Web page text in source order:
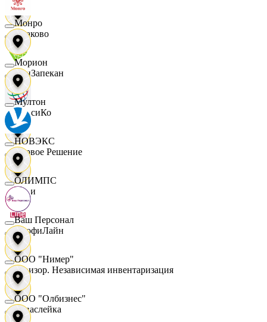
Очаково
ПанЗапекан
ПепсиКо
Первое Решение
Пери
ПрофиЛайн
Ревизор. Независимая инвентаризация
Саваслейка
Монро
Морион
Мултон
НОВЭКС
ОЛИМПС
Ваш Персонал
ООО "Нимер"
ООО "Олбизнес"